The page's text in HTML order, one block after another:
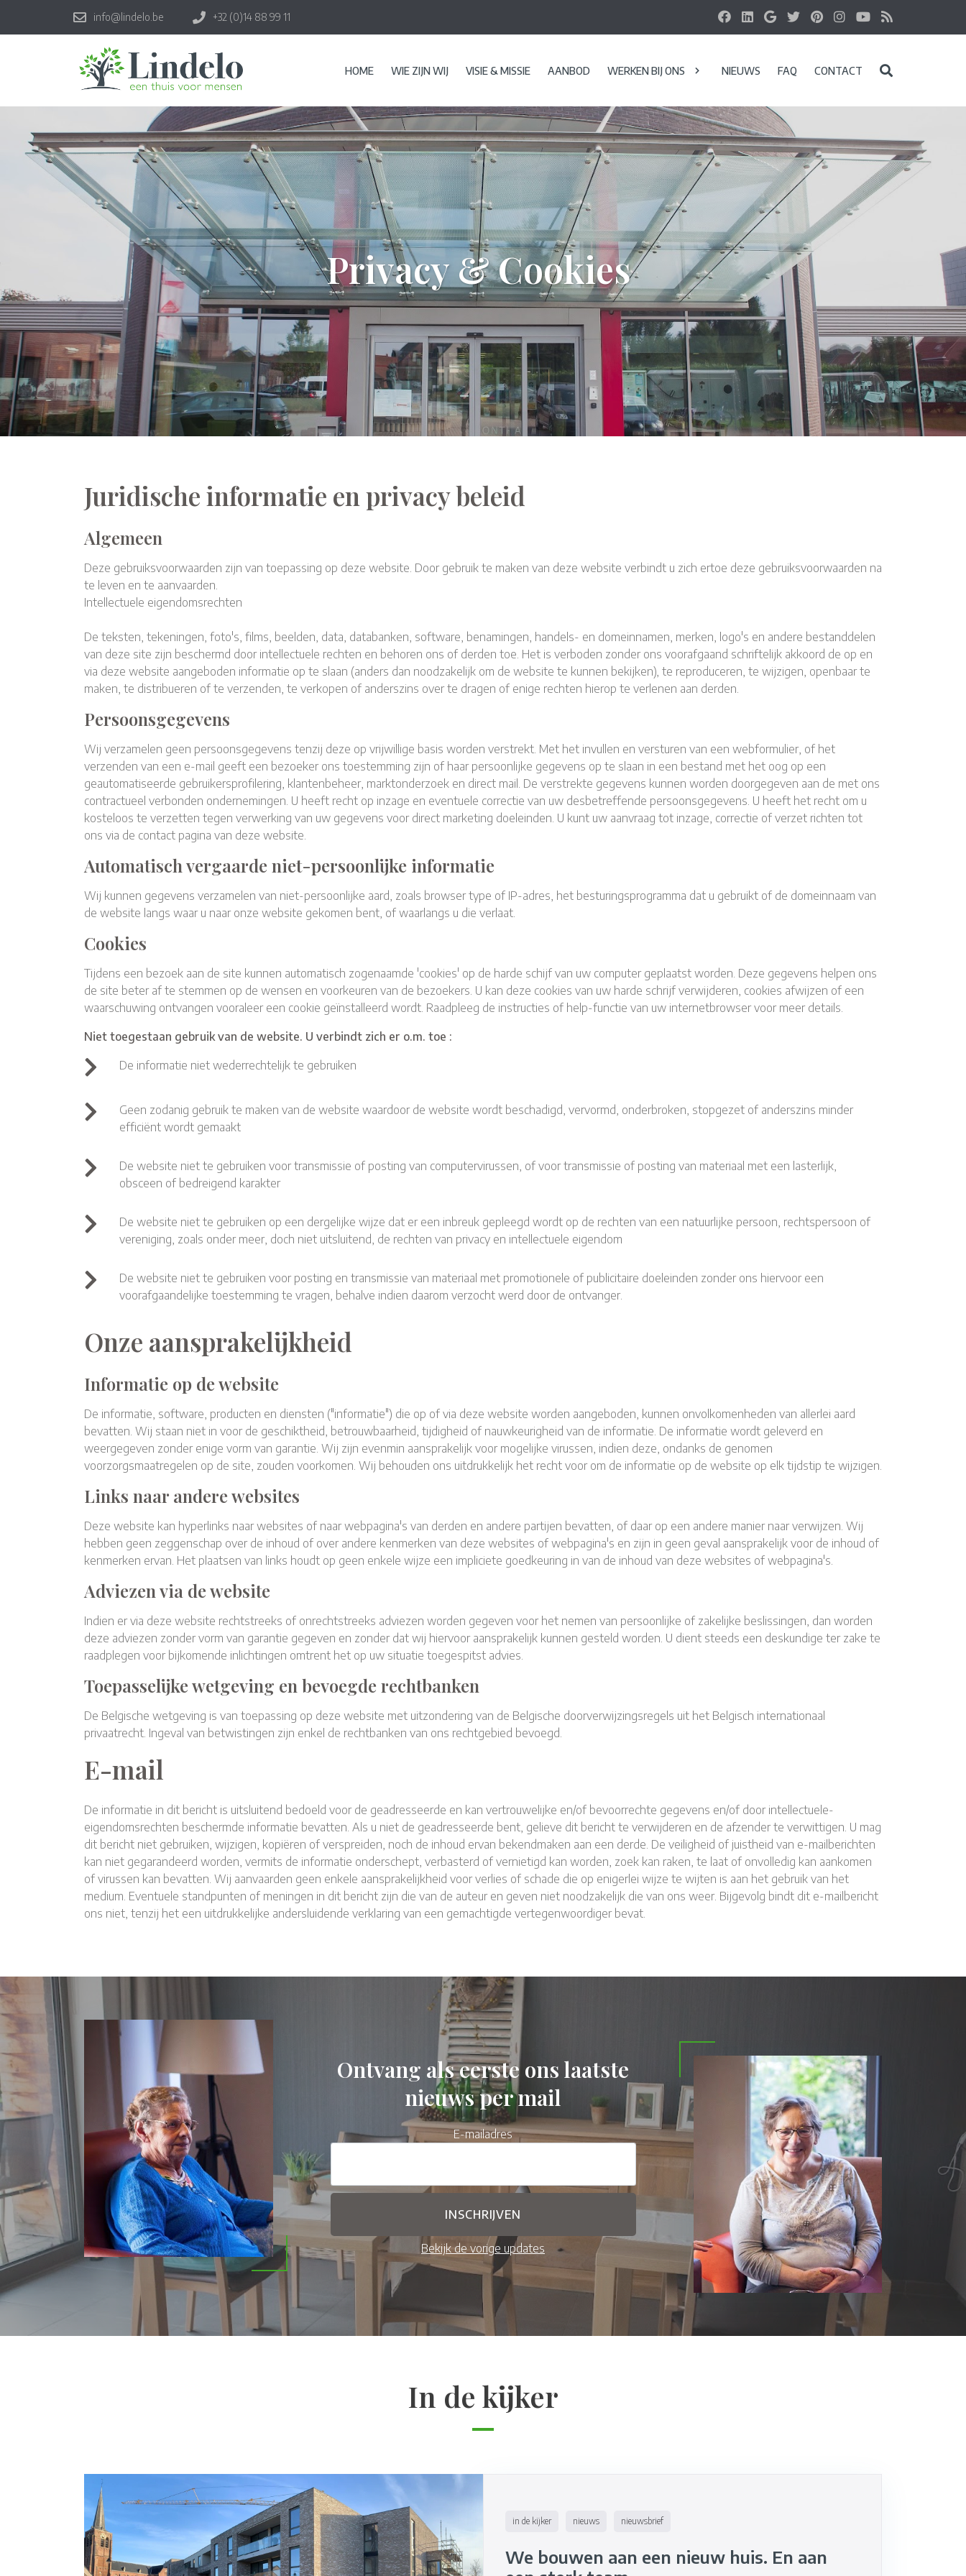
info@lindelo.be +32 (0)14 88 99 11
HOME WIE ZIJN WIJ VISIE & MISSIE AANBOD WERKEN BIJ ONS NIEUWS FAQ CONTACT
Privacy & Cookies
Juridische informatie en privacy beleid
Algemeen
Deze gebruiksvoorwaarden zijn van toepassing op deze website. Door gebruik te maken van deze website verbindt u zich ertoe deze gebruiksvoorwaarden na
te leven en te aanvaarden.
Intellectuele eigendomsrechten
​​​​​​​De teksten, tekeningen, foto's, films, beelden, data, databanken, software, benamingen, handels- en domeinnamen, merken, logo's en andere bestanddelen
van deze site zijn beschermd door intellectuele rechten en behoren ons of derden toe. Het is verboden zonder ons voorafgaand schriftelijk akkoord de op en
via deze website aangeboden informatie op te slaan (anders dan noodzakelijk om de website te kunnen bekijken), te reproduceren, te wijzigen, openbaar te
maken, te distribueren of te verzenden, te verkopen of anderszins over te dragen of enige rechten hierop te verlenen aan derden.
Persoonsgegevens
Wij verzamelen geen persoonsgegevens tenzij deze op vrijwillige basis worden verstrekt. Met het invullen en versturen van een webformulier, of het
verzenden van een e-mail geeft een bezoeker ons toestemming zijn of haar persoonlijke gegevens op te slaan in een bestand met het oog op een
geautomatiseerde gebruikersprofilering, klantenbeheer, marktonderzoek en direct mail. De verstrekte gegevens kunnen worden doorgegeven aan de met ons
contractueel verbonden ondernemingen. U heeft recht op inzage en eventuele correctie van uw desbetreffende persoonsgegevens. U heeft het recht om u
kosteloos te verzetten tegen verwerking van uw gegevens voor direct marketing doeleinden. U kunt uw aanvraag tot inzage, correctie of verzet richten tot
ons via de contact pagina van deze website.
Automatisch vergaarde niet-persoonlijke informatie
Wij kunnen gegevens verzamelen van niet-persoonlijke aard, zoals browser type of IP-adres, het besturingsprogramma dat u gebruikt of de domeinnaam van
de website langs waar u naar onze website gekomen bent, of waarlangs u die verlaat.
Cookies
Tijdens een bezoek aan de site kunnen automatisch zogenaamde 'cookies' op de harde schijf van uw computer geplaatst worden. Deze gegevens helpen ons
de site beter af te stemmen op de wensen en voorkeuren van de bezoekers. U kan deze cookies van uw harde schrijf verwijderen, cookies afwijzen of een
waarschuwing ontvangen vooraleer een cookie geïnstalleerd wordt. Raadpleeg de instructies of help-functie van uw internetbrowser voor meer details.
Niet toegestaan gebruik van de website. U verbindt zich er o.m. toe :
De informatie niet wederrechtelijk te gebruiken
Geen zodanig gebruik te maken van de website waardoor de website wordt beschadigd, vervormd, onderbroken, stopgezet of anderszins minder
efficiënt wordt gemaakt
De website niet te gebruiken voor transmissie of posting van computervirussen, of voor transmissie of posting van materiaal met een lasterlijk,
obsceen of bedreigend karakter
De website niet te gebruiken op een dergelijke wijze dat er een inbreuk gepleegd wordt op de rechten van een natuurlijke persoon, rechtspersoon of
vereniging, zoals onder meer, doch niet uitsluitend, de rechten van privacy en intellectuele eigendom
De website niet te gebruiken voor posting en transmissie van materiaal met promotionele of publicitaire doeleinden zonder ons hiervoor een
voorafgaandelijke toestemming te vragen, behalve indien daarom verzocht werd door de ontvanger.
Onze aansprakelijkheid
Informatie op de website
De informatie, software, producten en diensten ("informatie") die op of via deze website worden aangeboden, kunnen onvolkomenheden van allerlei aard
bevatten. Wij staan niet in voor de geschiktheid, betrouwbaarheid, tijdigheid of nauwkeurigheid van de informatie. De informatie wordt geleverd en
weergegeven zonder enige vorm van garantie. Wij zijn evenmin aansprakelijk voor mogelijke virussen, indien deze, ondanks de genomen
voorzorgsmaatregelen op de site, zouden voorkomen. Wij behouden ons uitdrukkelijk het recht voor om de informatie op de website op elk tijdstip te wijzigen.
Links naar andere websites
Deze website kan hyperlinks naar websites of naar webpagina's van derden en andere partijen bevatten, of daar op een andere manier naar verwijzen. Wij
hebben geen zeggenschap over de inhoud of over andere kenmerken van deze websites of webpagina's en zijn in geen geval aansprakelijk voor de inhoud of
kenmerken ervan. Het plaatsen van links houdt op geen enkele wijze een impliciete goedkeuring in van de inhoud van deze websites of webpagina's.
Adviezen via de website
Indien er via deze website rechtstreeks of onrechtstreeks adviezen worden gegeven voor het nemen van persoonlijke of zakelijke beslissingen, dan worden
deze adviezen zonder vorm van garantie gegeven en zonder dat wij hiervoor aansprakelijk kunnen gesteld worden. U dient steeds een deskundige ter zake te
raadplegen voor bijkomende inlichtingen omtrent het op uw situatie toegespitst advies.
Toepasselijke wetgeving en bevoegde rechtbanken
De Belgische wetgeving is van toepassing op deze website met uitzondering van de Belgische doorverwijzingsregels uit het Belgisch internationaal
privaatrecht. Ingeval van betwistingen zijn enkel de rechtbanken van ons rechtgebied bevoegd.
E-mail
De informatie in dit bericht is uitsluitend bedoeld voor de geadresseerde en kan vertrouwelijke en/of bevoorrechte gegevens en/of door intellectuele-
eigendomsrechten beschermde informatie bevatten. Als u niet de geadresseerde bent, gelieve dit bericht te verwijderen en de afzender te verwittigen. U mag
dit bericht niet gebruiken, wijzigen, kopiëren of verspreiden, noch de inhoud ervan bekendmaken aan een derde. De veiligheid of juistheid van e-mailberichten
kan niet gegarandeerd worden, vermits de informatie onderschept, verbasterd of vernietigd kan worden, zoek kan raken, te laat of onvolledig kan aankomen
of virussen kan bevatten. Wij aanvaarden geen enkele aansprakelijkheid voor verlies of schade die op enigerlei wijze te wijten is aan het gebruik van het
medium. Eventuele standpunten of meningen in dit bericht zijn die van de auteur en geven niet noodzakelijk die van ons weer. Bijgevolg bindt dit e-mailbericht
ons niet, tenzij het een uitdrukkelijke andersluidende verklaring van een gemachtigde vertegenwoordiger bevat.
Ontvang als eerste ons laatste
nieuws per mail
E-mailadres
Bekijk de vorige updates
In de kijker
in de kijker nieuws nieuwsbrief
We bouwen aan een nieuw huis. En aan